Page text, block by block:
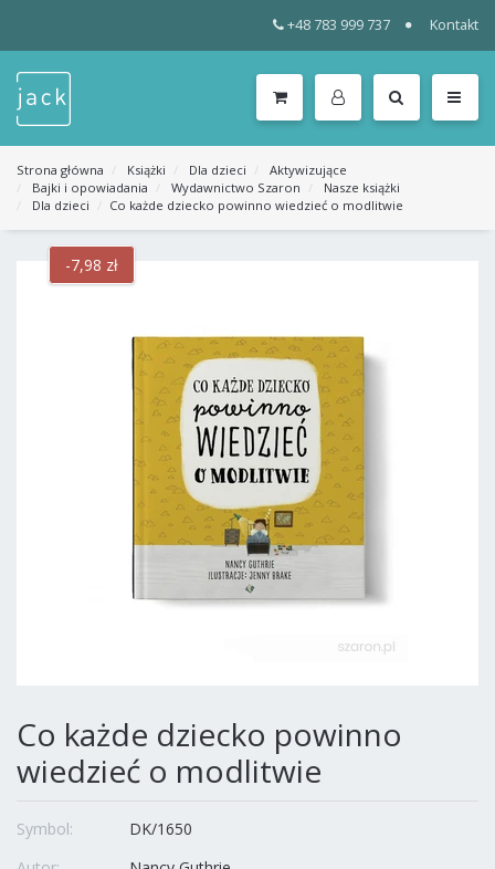
+48 783 999 737 Kontakt
KATEGORIE
MENU
Strona główna Książki Dla dzieci
Aktywizujące
Bajki i opowiadania
Wydawnictwo Szaron
Nasze książki
Dla dzieci
Co każde dziecko powinno wiedzieć o modlitwie
-7,98 zł
Co każde dziecko powinno
wiedzieć o modlitwie
Symbol:
DK/1650